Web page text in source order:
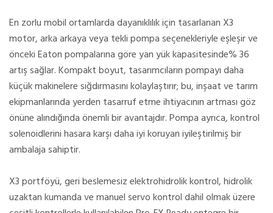
En zorlu mobil ortamlarda dayanıklılık için tasarlanan X3
motor, arka arkaya veya tekli pompa seçenekleriyle eşleşir ve
önceki Eaton pompalarına göre yan yük kapasitesinde% 36
artış sağlar. Kompakt boyut, tasarımcıların pompayı daha
küçük makinelere sığdırmasını kolaylaştırır; bu, inşaat ve tarım
ekipmanlarında yerden tasarruf etme ihtiyacının artması göz
önüne alındığında önemli bir avantajdır. Pompa ayrıca, kontrol
solenoidlerini hasara karşı daha iyi koruyan iyileştirilmiş bir
ambalaja sahiptir.
X3 portföyü, geri beslemesiz elektrohidrolik kontrol, hidrolik
uzaktan kumanda ve manuel servo kontrol dahil olmak üzere